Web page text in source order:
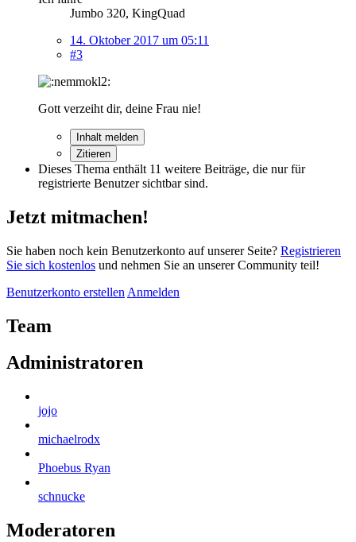
Jumbo 320, KingQuad
14. Oktober 2017 um 05:11
#3
Gott verzeiht dir, deine Frau nie!
Inhalt melden
Zitieren
Dieses Thema enthält 11 weitere Beiträge, die nur für
registrierte Benutzer sichtbar sind.
Jetzt mitmachen!
Sie haben noch kein Benutzerkonto auf unserer Seite? Registrieren
Sie sich kostenlos und nehmen Sie an unserer Community teil!
Benutzerkonto erstellen Anmelden
Team
Administratoren
jojo
michaelrodx
Phoebus Ryan
schnucke
Moderatoren